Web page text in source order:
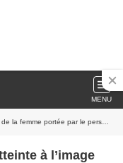
MENU
de Kate dans le court-métrage Inner Workings
à l’image